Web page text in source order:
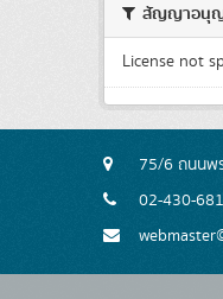
สัญญาอนุ
License not
75/6 ถนนพ
02-430-